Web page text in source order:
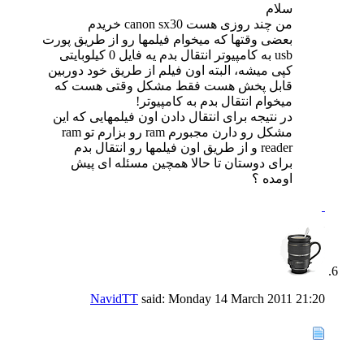
سلام
من چند روزی هست canon sx30 خریدم
بعضی وقتها که میخوام فیلمها رو از طریق پورت
usb به کامپیوتر انتقال بدم یه فایل 0 کیلوبایتی
کپی میشه، البته اون فیلم از طریق خود دوربین
قابل پخش هست فقط مشکل وقتی هست که
میخوام انتقال بدم به کامپیوتر!
در نتیجه برای انتقال دادن اون فیلمهایی که این
مشکل رو دارن مجبورم ram رو بزارم تو ram
reader و از طریق اون فیلمها رو انتقال بدم
برای دوستان تا حالا همچین مسئله ای پیش
اومده ؟
NavidTT said: Monday 14 March 2011 21:20